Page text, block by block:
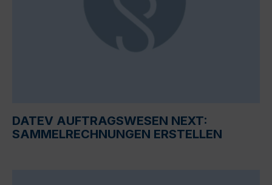
DATEV AUFTRAGSWESEN NEXT:
SAMMELRECHNUNGEN ERSTELLEN